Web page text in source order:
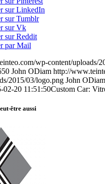
sur LinkedIn
sur Tumblr
sur Vk
sur Reddit
par Mail
wp-content/uploads/
John ODiam http://
2015/03/logo.png John ODiam
02-20 11:51:50Custom Car:
être aussi